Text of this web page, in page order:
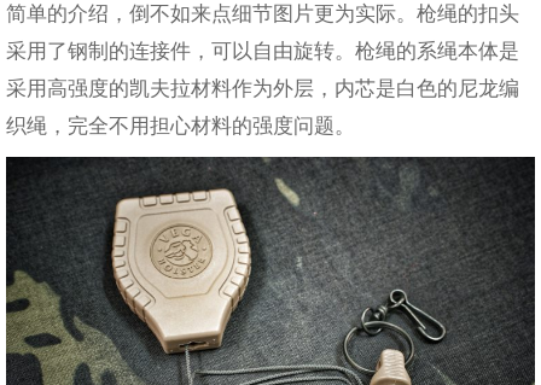
简单的介绍，倒不如来点细节图片更为实际。枪绳的扣头
采用了钢制的连接件，可以自由旋转。枪绳的系绳本体是
采用高强度的凯夫拉材料作为外层，内芯是白色的尼龙编
织绳，完全不用担心材料的强度问题。